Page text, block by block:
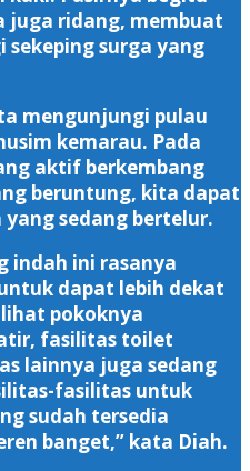
juga ridang, membuat
surga yang
mengunjungi pulau
kemarau. Pada
aktif berkembang
beruntung, kita dapat
sedang bertelur.
indah ini rasanya
dapat lebih dekat
pokoknya
fasilitas toilet
lainnya juga sedang
fasilitas untuk
sudah tersedia
banget,” kata Diah.